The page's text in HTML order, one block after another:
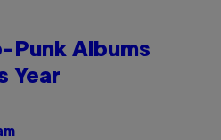
Punk Albums
Year